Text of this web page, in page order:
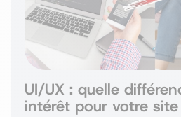
UI/UX : quelle
intérêt pour votre